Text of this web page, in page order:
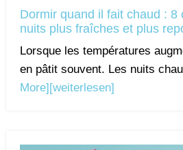
Dormir quand il fait chaud : 8
nuits plus fraîches et plus
Lorsque les températures
en pâtit souvent. Les nuits
More] [weiterlesen]